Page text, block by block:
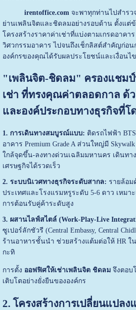
irentoffice.com จะพาทุกท่านไปสำร
ย่านเพลินจิตและชิดลมอย่างรอบด้าน ตั้งแต่
โครงสร้างราคาค่าเช่าที่แบ่งตามเกรดอาค
วิศวกรรมอาคาร ไปจนถึงเช็กลิสต์สำคัญก่อ
องค์กรของคุณได้รับผลประโยชน์และเงื่อนไ
"เพลินจิต-ชิดลม" ครองแชมป์
เช่า ที่ทรงคุณค่าตลอดกาล ด้
และองค์ประกอบทางธุรกิจที่โ
1. การเดินทางสมบูรณ์แบบ: ติดรถไฟฟ้า
อาคาร Premium Grade A ส่วนใหญ่มี
ใกล้จุดขึ้น-ลงทางด่วนเฉลิมมหานคร เดินท
เศรษฐกิจได้รวดเร็ว
2. ระบบนิเวศทางธุรกิจระดับสากล: รายล้อ
ประเทศและโรงแรมหรูระดับ 5-6 ดาว เหม
การต้อนรับคู่ค้าระดับสูง
3. ผสานไลฟ์สไตล์ (Work-Play-Live
ซูเปอร์ลักชัวรี (Central Embassy, Central
ร้านอาหารชั้นนำ ช่วยสร้างแต้มต่อให้ HR ใ
กะทิ
การตั้ง ออฟฟิศให้เช่าเพลินจิต ชิดลมจึงตอบ
เติบโตอย่างยั่งยืนขององค์กร
2. โครงสร้างการเปลี่ยนแปล